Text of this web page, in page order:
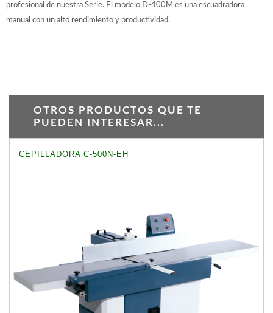
profesional de nuestra Serie. El modelo D-400M es una escuadradora
manual con un alto rendimiento y productividad.
OTROS PRODUCTOS QUE TE
PUEDEN INTERESAR...
CEPILLADORA C-500N-EH